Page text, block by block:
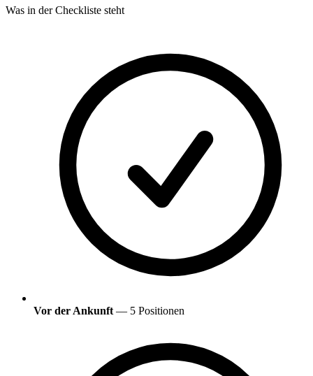
Was in der Checkliste steht
Vor der Ankunft — 5 Positionen